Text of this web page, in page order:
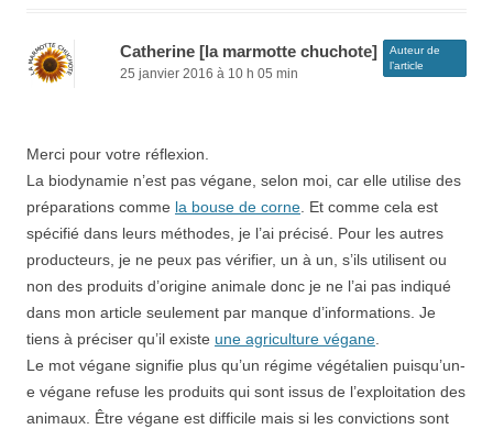
Catherine [la marmotte chuchote]
Auteur de
l’article
25 janvier 2016 à 10 h 05 min
Merci pour votre réflexion.
La biodynamie n’est pas végane, selon moi, car elle utilise des
préparations comme la bouse de corne. Et comme cela est
spécifié dans leurs méthodes, je l’ai précisé. Pour les autres
producteurs, je ne peux pas vérifier, un à un, s’ils utilisent ou
non des produits d’origine animale donc je ne l’ai pas indiqué
dans mon article seulement par manque d’informations. Je
tiens à préciser qu’il existe une agriculture végane.
Le mot végane signifie plus qu’un régime végétalien puisqu’un-
e végane refuse les produits qui sont issus de l’exploitation des
animaux. Être végane est difficile mais si les convictions sont